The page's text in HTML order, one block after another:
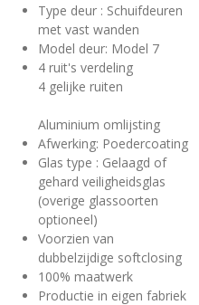
Type deur : Schuifdeuren
met vast wanden
Model deur: Model 7
4 ruit's verdeling
4 gelijke ruiten
Aluminium omlijsting
Afwerking: Poedercoating
Glas type : Gelaagd of
gehard veiligheidsglas
(overige glassoorten
optioneel)
Voorzien van
dubbelzijdige softclosing
100% maatwerk
Productie in eigen fabriek